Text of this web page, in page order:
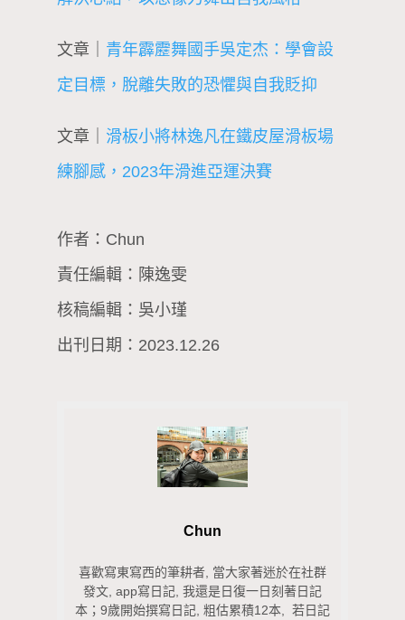
文章｜ 青年霹靂舞國手吳定杰：學會設
定目標，脫離失敗的恐懼與自我貶抑
文章｜ 滑板小將林逸凡在鐵皮屋滑板場
練腳感，2023年滑進亞運決賽
作者：Chun
責任編輯：陳逸雯
核稿編輯：吳小瑾
出刊日期：2023.12.26
Chun
喜歡寫東寫西的筆耕者, 當大家著迷於在社群
發文, app寫日記, 我還是日復一日刻著日記
本；9歲開始撰寫日記, 粗估累積12本, 若日記